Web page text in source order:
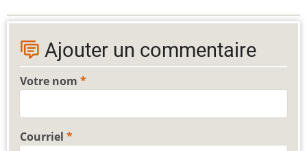
Ajouter un commentaire
Votre nom
Courriel